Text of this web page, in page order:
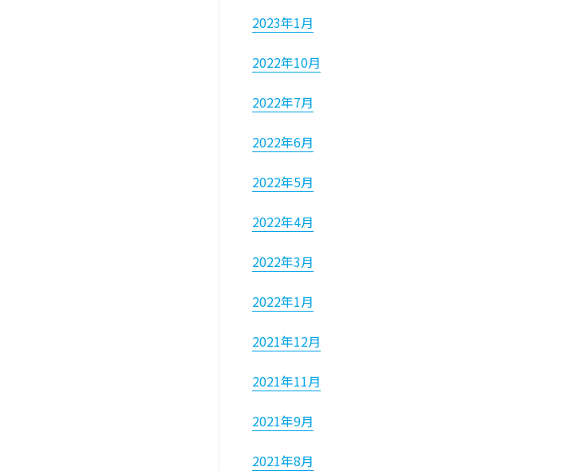
2023年1月
2022年10月
2022年7月
2022年6月
2022年5月
2022年4月
2022年3月
2022年1月
2021年12月
2021年11月
2021年9月
2021年8月